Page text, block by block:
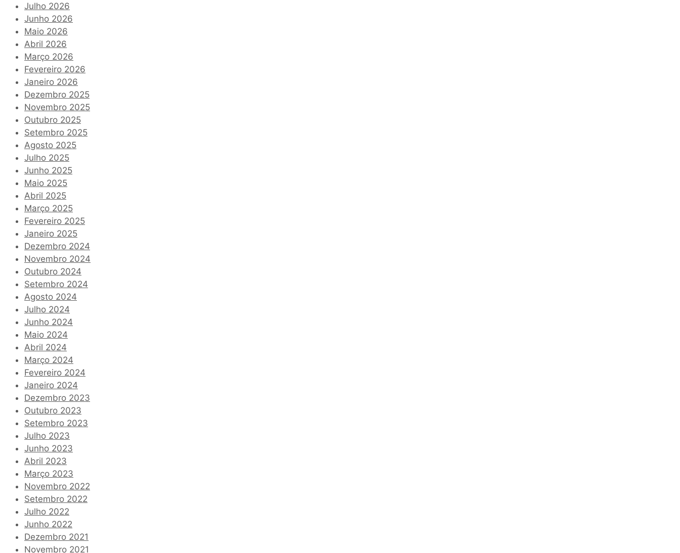
Julho 2026
Junho 2026
Maio 2026
Abril 2026
Março 2026
Fevereiro 2026
Janeiro 2026
Dezembro 2025
Novembro 2025
Outubro 2025
Setembro 2025
Agosto 2025
Julho 2025
Junho 2025
Maio 2025
Abril 2025
Março 2025
Fevereiro 2025
Janeiro 2025
Dezembro 2024
Novembro 2024
Outubro 2024
Setembro 2024
Agosto 2024
Julho 2024
Junho 2024
Maio 2024
Abril 2024
Março 2024
Fevereiro 2024
Janeiro 2024
Dezembro 2023
Outubro 2023
Setembro 2023
Julho 2023
Junho 2023
Abril 2023
Março 2023
Novembro 2022
Setembro 2022
Julho 2022
Junho 2022
Dezembro 2021
Novembro 2021